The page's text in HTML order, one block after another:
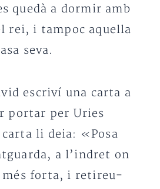
quedà a dormir amb
rei, i tampoc aquella
seva.
escriví una carta a
portar per Uries
li deia: «Posa
a l’indret on
forta, i retireu-